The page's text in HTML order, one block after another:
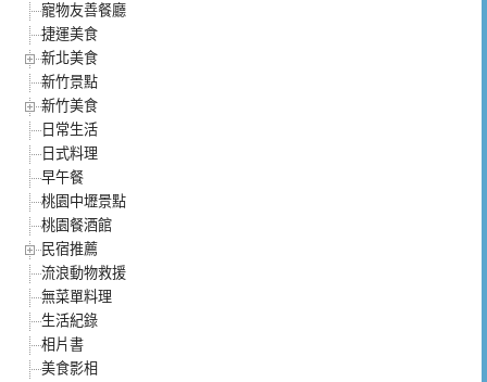
寵物友善餐廳
捷運美食
新北美食
新竹景點
新竹美食
日常生活
日式料理
早午餐
桃園中壢景點
桃園餐酒館
民宿推薦
流浪動物救援
無菜單料理
生活紀錄
相片書
美食影相